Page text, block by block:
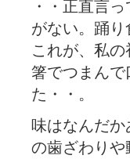
・・正直言
がない。踊り
これが、私の
箸でつまん
た・・。
味はなんだ
の歯ざわり